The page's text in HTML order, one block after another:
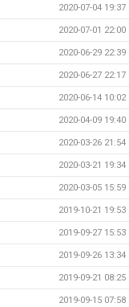
2020-07-04 19:37
2020-07-01 22:00
2020-06-29 22:39
2020-06-27 22:17
2020-06-14 10:02
2020-04-09 19:40
2020-03-26 21:54
2020-03-21 19:34
2020-03-05 15:59
2019-10-21 19:53
2019-09-27 15:53
2019-09-26 13:34
2019-09-21 08:25
2019-09-15 07:58